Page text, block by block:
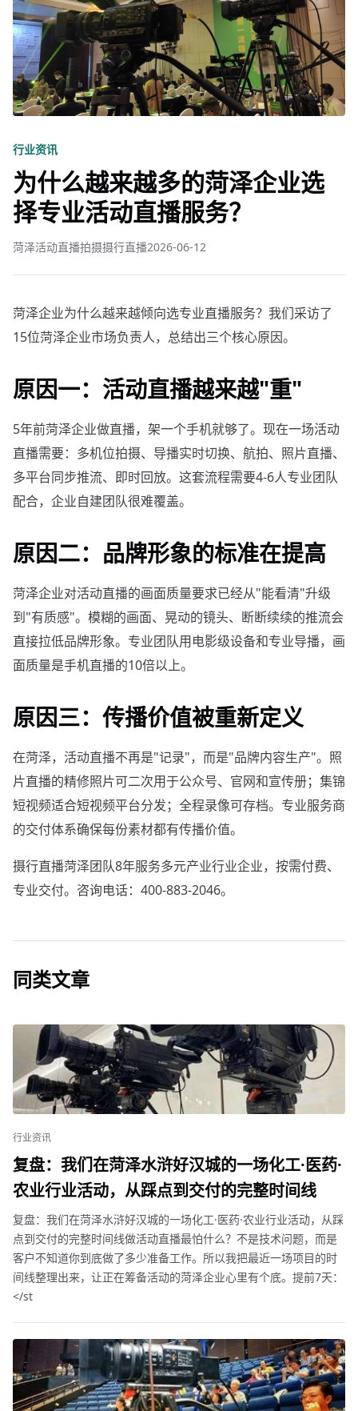
行业资讯
为什么越来越多的菏泽企业选
择专业活动直播服务？
菏泽活动直播拍摄摄行直播2026-06-12
菏泽企业为什么越来越倾向选专业直播服务？我们采访了
15位菏泽企业市场负责人，总结出三个核心原因。
原因一：活动直播越来越"重"
5年前菏泽企业做直播，架一个手机就够了。现在一场活动
直播需要：多机位拍摄、导播实时切换、航拍、照片直播、
多平台同步推流、即时回放。这套流程需要4-6人专业团队
配合，企业自建团队很难覆盖。
原因二：品牌形象的标准在提高
菏泽企业对活动直播的画面质量要求已经从"能看清"升级
到"有质感"。模糊的画面、晃动的镜头、断断续续的推流会
直接拉低品牌形象。专业团队用电影级设备和专业导播，画
面质量是手机直播的10倍以上。
原因三：传播价值被重新定义
在菏泽，活动直播不再是"记录"，而是"品牌内容生产"。照
片直播的精修照片可二次用于公众号、官网和宣传册；集锦
短视频适合短视频平台分发；全程录像可存档。专业服务商
的交付体系确保每份素材都有传播价值。
摄行直播菏泽团队8年服务多元产业行业企业，按需付费、
专业交付。咨询电话：400-883-2046。
同类文章
行业资讯
复盘：我们在菏泽水浒好汉城的一场化工·医药·
农业行业活动，从踩点到交付的完整时间线
复盘：我们在菏泽水浒好汉城的一场化工·医药·农业行业活动，从踩
点到交付的完整时间线做活动直播最怕什么？不是技术问题，而是
客户不知道你到底做了多少准备工作。所以我把最近一场项目的时
间线整理出来，让正在筹备活动的菏泽企业心里有个底。提前7天：
</st